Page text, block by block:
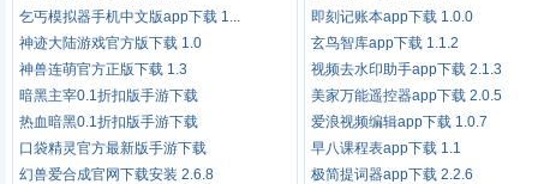
乞丐模拟器手机中文版app下载 1...
神迹大陆游戏官方版下载 1.0
神兽连萌官方正版下载 1.3
暗黑主宰0.1折扣版手游下载
热血暗黑0.1折扣版手游下载
口袋精灵官方最新版手游下载
幻兽爱合成官网下载安装 2.6.8
即刻记账本app下载 1.0.0
玄鸟智库app下载 1.1.2
视频去水印助手app下载 2.1.3
美家万能遥控器app下载 2.0.5
爱浪视频编辑app下载 1.0.7
早八课程表app下载 1.1
极简提词器app下载 2.2.6